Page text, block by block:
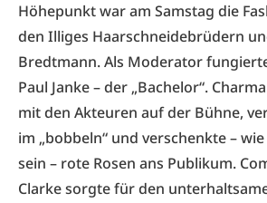
Höhepunkt war am Samstag die
den Illiges Haarschneidebrüdern
Bredtmann. Als Moderator
Paul Janke – der „Bachelor“.
mit den Akteuren auf der Bühne,
im „bobbeln“ und verschenkte –
sein – rote Rosen ans Publikum.
Clarke sorgte für den